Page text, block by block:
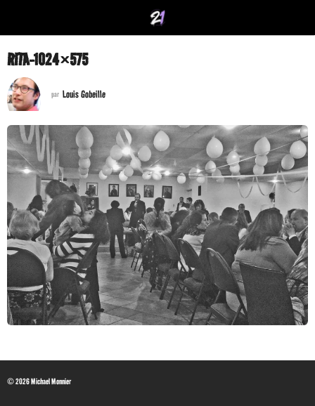
RITA-1024×575
par Louis Gobeille
© 2026 Michael Monnier